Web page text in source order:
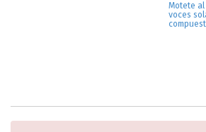
Motete al
voces